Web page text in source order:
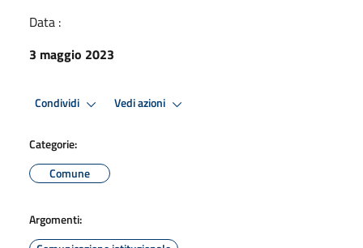
Data :
3 maggio 2023
Condividi Vedi azioni
Categorie:
Comune
Argomenti: